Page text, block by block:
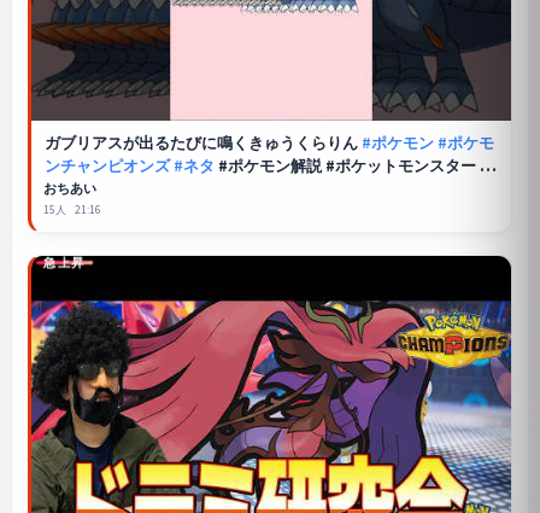
ガブリアスが出るたびに鳴くきゅうくらりん #ポケモン #ポケモ
ンチャンピオンズ #ネタ #ポケモン解説 #ポケットモンスター #
メガガブリアス
おちあい
15人 21:16
急上昇